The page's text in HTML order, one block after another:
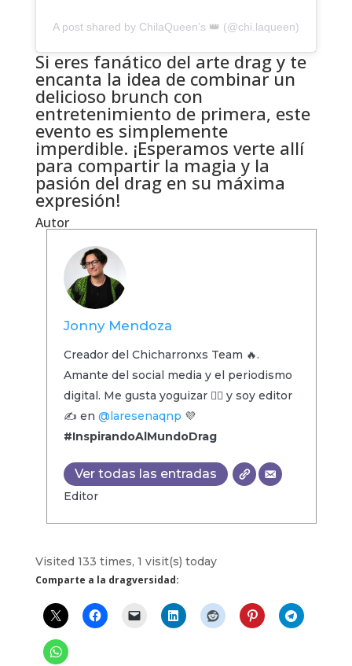
A post shared by ChilaQueen’s 👑 (@chi.laqueen)
Si eres fanático del arte drag y te
encanta la idea de combinar un
delicioso brunch con
entretenimiento de primera, este
evento es simplemente
imperdible. ¡Esperamos verte allí
para compartir la magia y la
pasión del drag en su máxima
expresión!
Autor
Jonny Mendoza
Creador del Chicharronxs Team 🔥.
Amante del social media y el periodismo
digital. Me gusta yoguizar 🧘‍♂️ y soy editor
✍️ en @laresenaqnp 💜
#InspirandoAlMundoDrag
Ver todas las entradas
Editor
Visited 133 times, 1 visit(s) today
Comparte a la dragversidad: